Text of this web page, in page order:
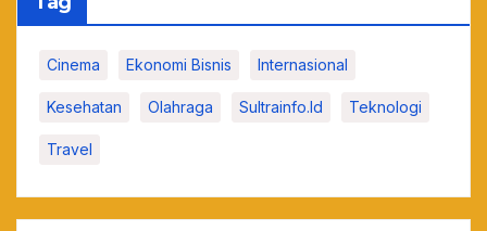
Cinema Ekonomi Bisnis Internasional
Kesehatan Olahraga Sultrainfo.id Teknologi
Travel